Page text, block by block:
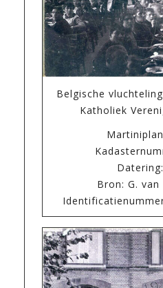
Belgische
Katholiek
Bron: G. van